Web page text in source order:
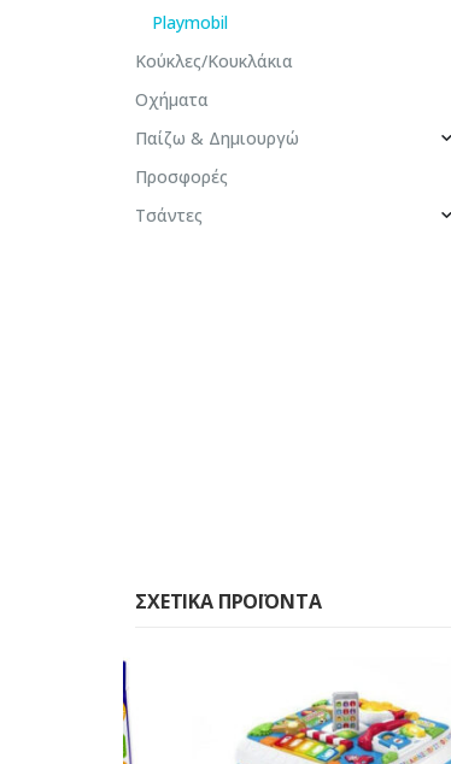
Playmobil
Κούκλες/Κουκλάκια
Οχήματα
Παίζω & Δημιουργώ
Προσφορές
Τσάντες
ΣΧΕΤΙΚΆ ΠΡΟΪΌΝΤΑ